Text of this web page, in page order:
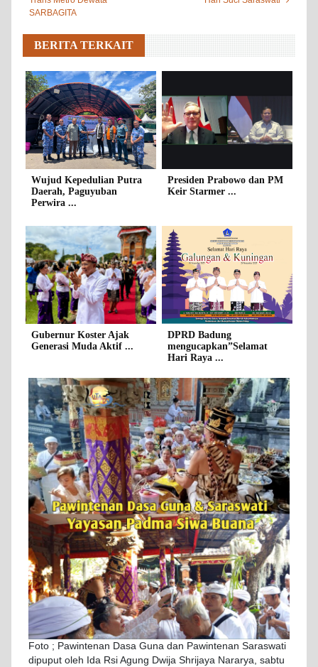
SARBAGITA
BERITA TERKAIT
Wujud Kepedulian Putra
Daerah, Paguyuban
Perwira ...
Presiden Prabowo dan PM
Keir Starmer ...
Gubernur Koster Ajak
Generasi Muda Aktif ...
DPRD Badung
mengucapkan”Selamat
Hari Raya ...
Foto ; Pawintenan Dasa Guna dan Pawintenan Saraswati
dipuput oleh Ida Rsi Agung Dwija Shrijaya Nararya, sabtu